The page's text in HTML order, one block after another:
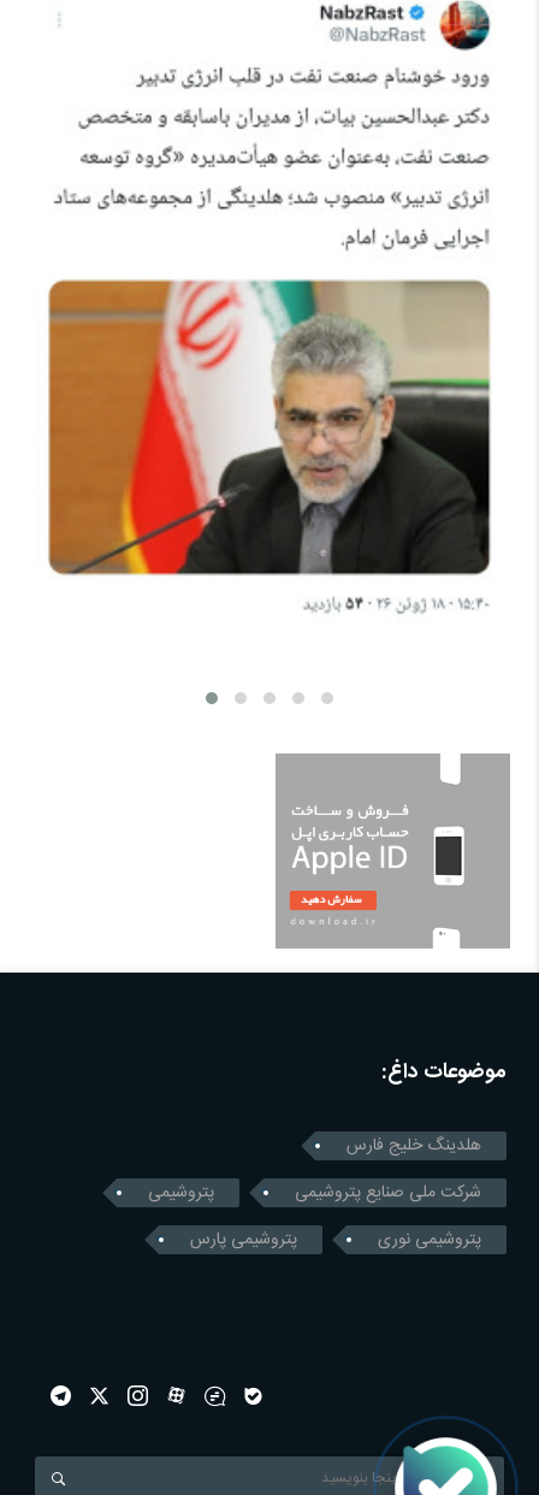
بابک آوند: عضو کارگروه نفت دولت پزشکیان
موضوعات داغ:
هلدینگ خلیج فارس
شرکت ملی صنایع پتروشیمی
پتروشیمی
پتروشیمی نوری
پتروشیمی پارس